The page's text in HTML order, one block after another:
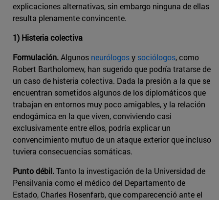
explicaciones alternativas, sin embargo ninguna de ellas
resulta plenamente convincente.
1) Histeria colectiva
Formulación.Algunos neurólogosy sociólogos, como
Robert Bartholomew, han sugerido que podría tratarse de
un caso de histeria colectiva. Dada la presión a la que se
encuentran sometidos algunos de los diplomáticos que
trabajan en entornos muy poco amigables, y la relación
endogámica en la que viven, conviviendo casi
exclusivamente entre ellos, podría explicar un
convencimiento mutuo de un ataque exterior que incluso
tuviera consecuencias somáticas.
Punto débil.Tanto la investigación de la Universidad de
Pensilvania como el médico del Departamento de
Estado, Charles Rosenfarb, que comparecenció ante el